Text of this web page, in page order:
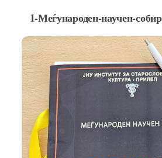
1-Меѓународен-научен-